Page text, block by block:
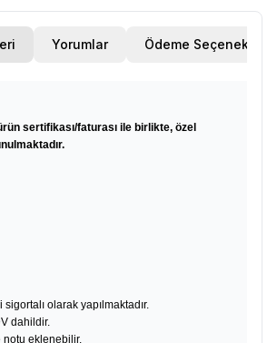
Yorumlar Ödeme Seçenekleri
ürün sertifikası/faturası ile birlikte, özel
olarak yapılmaktadır.
dahildir.
notu eklenebilir.